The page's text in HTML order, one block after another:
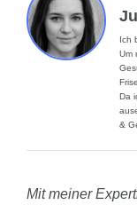
Ich
Um
Da
&
Mit meiner